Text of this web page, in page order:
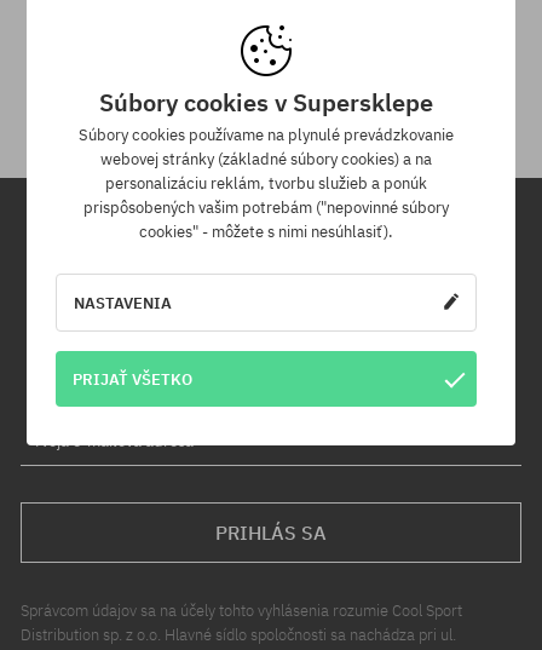
30 dní na vrátenie tovaru
Na vrátenie produktu máš 30 dní od dňa obdržania zásielky.
Newsletter
Navyše získaš zľavový kód -5 % na celú objednávku!
Tvoja e-mailová adresa
PRIHLÁS SA
Správcom údajov sa na účely tohto vyhlásenia rozumie Cool Sport
Distribution sp. z o.o. Hlavné sídlo spoločnosti sa nachádza pri ul.
Súbory cookies v Supersklepe
Súbory cookies používame na plynulé prevádzkovanie
webovej stránky (základné súbory cookies) a na
personalizáciu reklám, tvorbu služieb a ponúk
prispôsobených vašim potrebám ("nepovinné súbory
cookies" - môžete s nimi nesúhlasiť).
NASTAVENIA
PRIJAŤ VŠETKO